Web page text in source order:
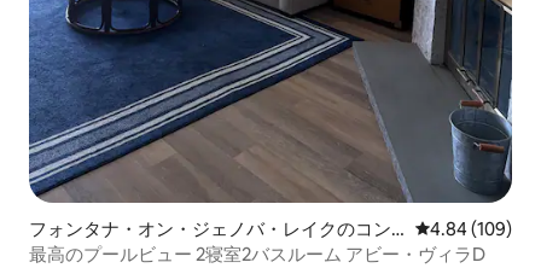
フォンタナ・オン・ジェノバ・レイクのコン
ドミニアム
レビュー109
4.84 (109)
最高のプールビュー 2寝室2バスルーム アビー・ヴィラD